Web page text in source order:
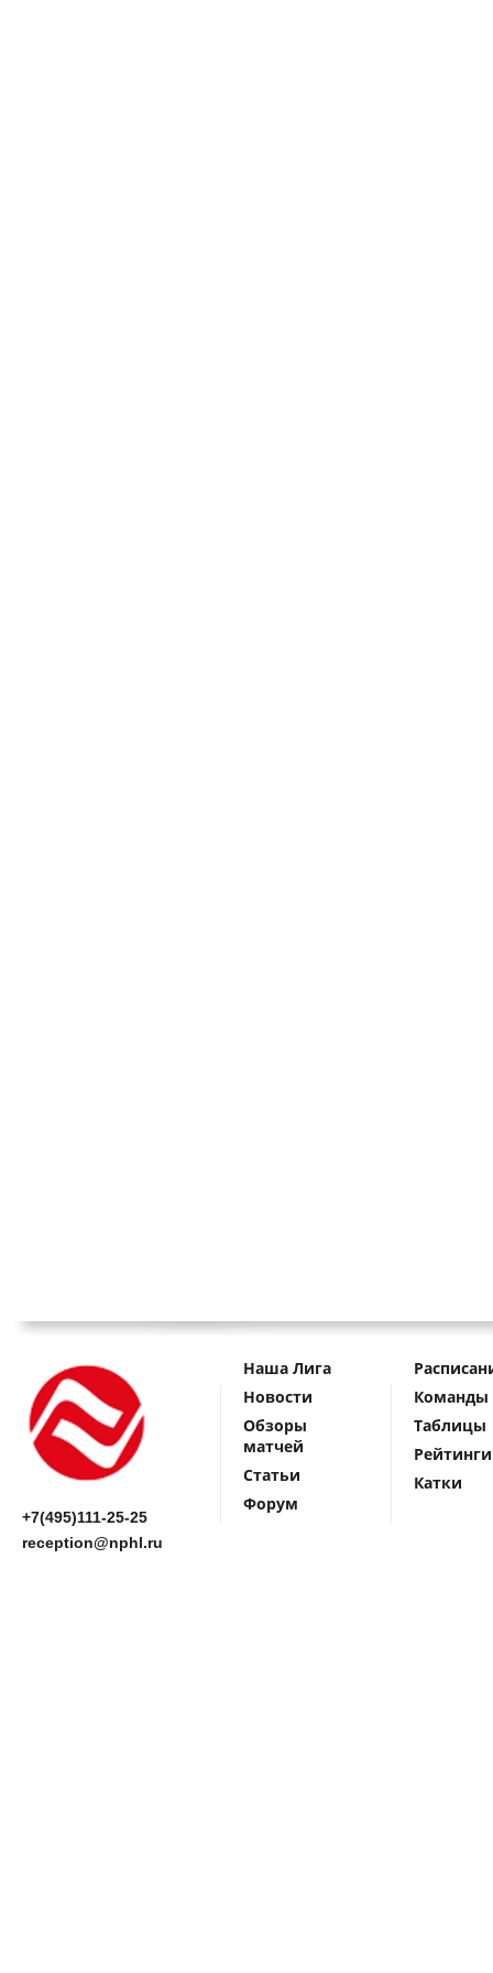
+7(495)111-25-25
reception@nphl.ru
Наша Лига
Новости
Обзоры
матчей
Статьи
Форум
Команды
Таблицы
Рейтинги
Катки